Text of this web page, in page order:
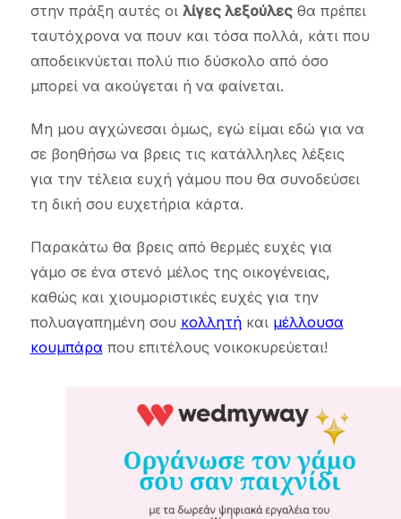
στην πράξη αυτές οι λίγες λεξούλεςθα πρέπει
ταυτόχρονα να πουν και τόσα πολλά, κάτι που
αποδεικνύεται πολύ πιο δύσκολο από όσο
μπορεί να ακούγεται ή να φαίνεται.
Μη μου αγχώνεσαι όμως, εγώ είμαι εδώ για να
σε βοηθήσω να βρεις τις κατάλληλες λέξεις
για την τέλεια ευχή γάμου που θα συνοδεύσει
τη δική σου ευχετήρια κάρτα.
Παρακάτω θα βρεις από θερμές ευχές για
γάμο σε ένα στενό μέλος της οικογένειας,
καθώς και χιουμοριστικές ευχές για την
πολυαγαπημένη σου κολλητήκαι μέλλουσα
κουμπάρα που επιτέλους νοικοκυρεύεται!